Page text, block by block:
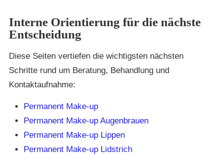
Interne Orientierung für die nächste
Entscheidung
Diese Seiten vertiefen die wichtigsten nächsten
Schritte rund um Beratung, Behandlung und
Kontaktaufnahme:
Permanent Make-up
Permanent Make-up Augenbrauen
Permanent Make-up Lippen
Permanent Make-up Lidstrich